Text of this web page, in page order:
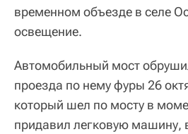
временном объезде в селе
освещение.
Автомобильный мост
проезда по нему фуры 26
который шел по мосту в
придавил легковую машину,